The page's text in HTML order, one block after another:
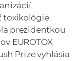
toxikológie
prezidentkou
EUROTOX
Prize vyhlásia